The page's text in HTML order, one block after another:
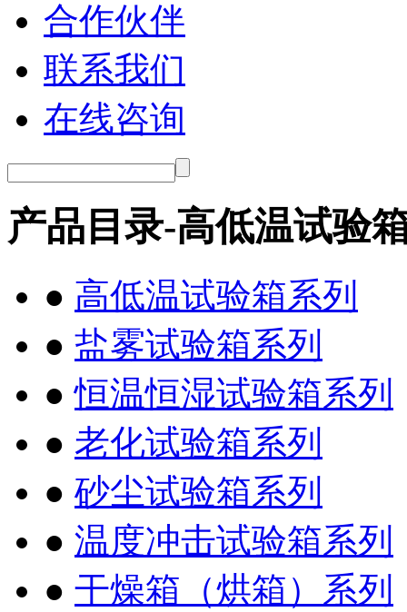
合作伙伴
联系我们
在线咨询
产品目录-高低温试验
● 高低温试验箱系列
● 盐雾试验箱系列
●恒温恒湿试验箱系列
● 老化试验箱系列
● 砂尘试验箱系列
● 温度冲击试验箱系列
● 干燥箱（烘箱）系列